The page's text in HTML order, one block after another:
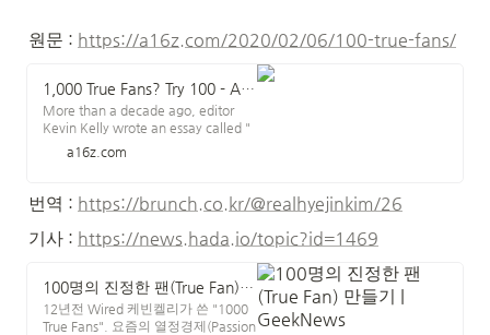
다. 롱테일의 아이러니를 해결하려
면?
원문 : https://a16z.com/2020/02/06/100-true-fans/
1,000 True Fans? Try 100 - Andreessen Horowitz
More than a decade ago, editor
Kevin Kelly wrote an essay called "
1,000 True Fans ," predicting that
off their creations, whether an
artist, musician, author, or
entrepreneur.
a16z.com
번역 : https://brunch.co.kr/@realhyejinkim/26
기사 : https://news.hada.io/topic?id=1469
100명의 진정한 팬(True Fan) 만들기 | GeekNews
12년전 Wired 케빈켈리가 쓴 "1000
True Fans". 요즘의 열정경제(Passion